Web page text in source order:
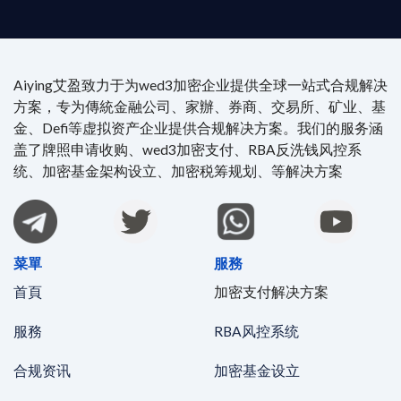
Aiying艾盈致力于为wed3加密企业提供全球一站式合规解决
方案，专为傳統金融公司、家辦、券商、交易所、矿业、基
金、Defi等虚拟资产企业提供合规解决方案。我们的服务涵
盖了牌照申请收购、wed3加密支付、RBA反洗钱风控系
统、加密基金架构设立、加密税筹规划、等解决方案
菜單
首頁
服務
合规资讯
服務
加密支付解决方案
RBA风控系统
加密基金设立